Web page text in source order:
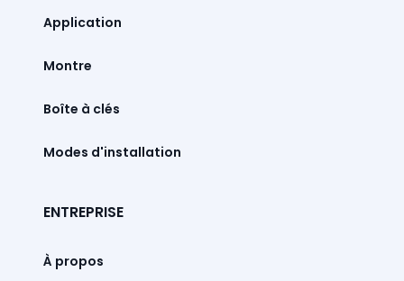
Montre
Boîte à clés
Modes d'installation
ENTREPRISE
À propos